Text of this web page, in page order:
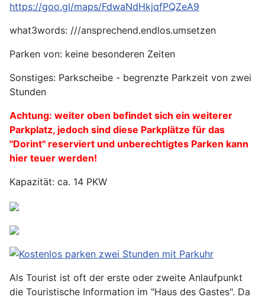
https://goo.gl/maps/FdwaNdHkjqfPQZeA9
what3words: ///ansprechend.endlos.umsetzen
Parken von: keine besonderen Zeiten
Sonstiges: Parkscheibe - begrenzte Parkzeit von zwei
Stunden
Achtung: weiter oben befindet sich ein weiterer
Parkplatz, jedoch sind diese Parkplätze für das
"Dorint" reserviert und unberechtigtes Parken kann
hier teuer werden!
Kapazität: ca. 14 PKW
Als Tourist ist oft der erste oder zweite Anlaufpunkt
die Touristische Information im "Haus des Gastes". Da